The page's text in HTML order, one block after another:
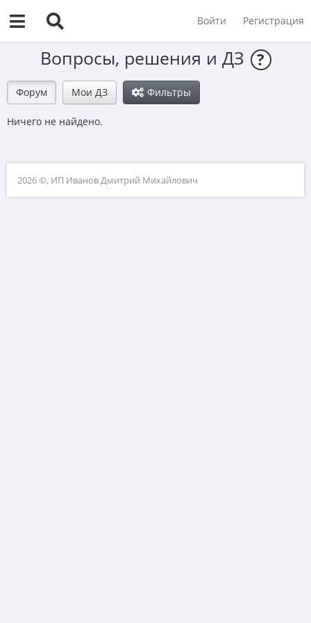
Войти Регистрация
Вопросы, решения и ДЗ ?
Форум Мои ДЗ Фильтры
Ничего не найдено.
2026 ©, ИП Иванов Дмитрий Михайлович